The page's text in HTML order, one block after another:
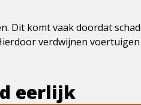
Dit komt vaak doordat
verdwijnen
eerlijk